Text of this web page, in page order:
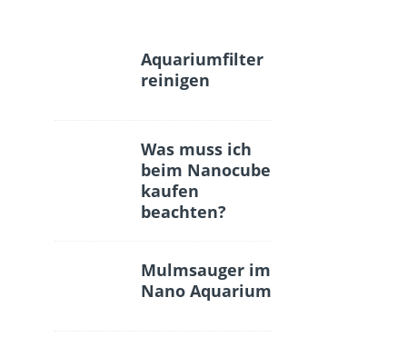
Aquariumfilter
reinigen
Was muss ich
beim Nanocube
kaufen
beachten?
Mulmsauger im
Nano Aquarium